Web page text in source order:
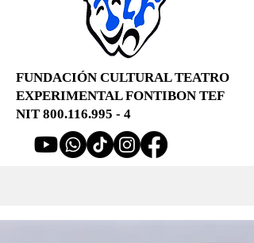
FUNDACIÓN CULTURAL TEATRO
EXPERIMENTAL FONTIBON TEF
NIT 800.116.995 - 4